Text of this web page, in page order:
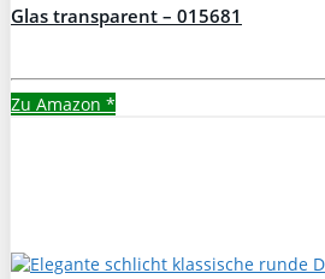
Glas transparent – 015681
Zu Amazon *